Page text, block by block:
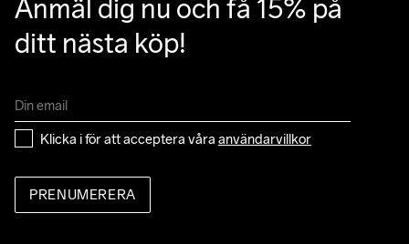
Anmäl dig nu och få 15% på
ditt nästa köp!
Klicka i för att acceptera våra användarvillkor
PRENUMERERA